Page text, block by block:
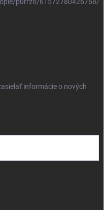
informácie o nových